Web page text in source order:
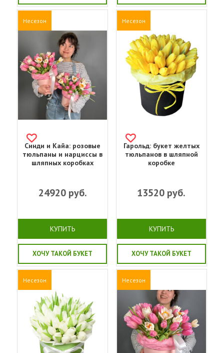
Несезон
Синди и Кайа: розовые
тюльпаны и нарциссы в
шляпных коробках
24920руб.
КУПИТЬ
ХОЧУ ТАКОЙ БУКЕТ
Несезон
Гарольд: букет желтых
тюльпанов в шляпной
коробке
13520 руб.
КУПИТЬ
ХОЧУ ТАКОЙ БУКЕТ
Несезон Несезон